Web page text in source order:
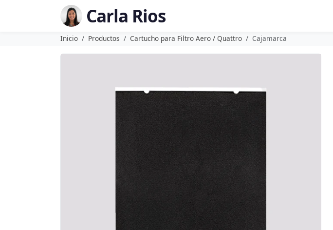
Carla Rios
Inicio Productos Cartucho para Filtro Aero / Quattro Cajamarca